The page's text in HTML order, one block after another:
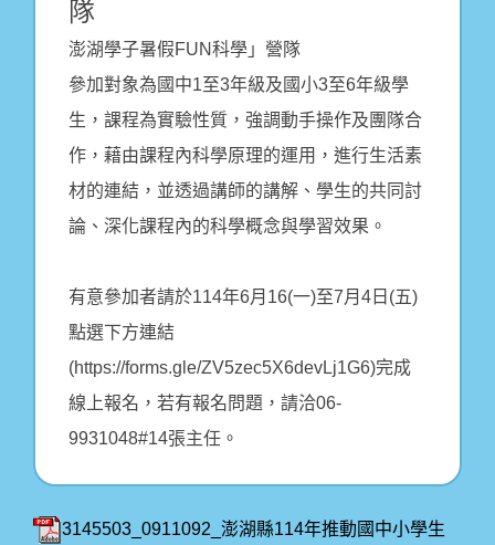
隊
澎湖學子暑假FUN科學」營隊
參加對象為國中1至3年級及國小3至6年級學
生，課程為實驗性質，強調動手操作及團隊合
作，藉由課程內科學原理的運用，進行生活素
材的連結，並透過講師的講解、學生的共同討
論、深化課程內的科學概念與學習效果。
有意參加者請於114年6月16(一)至7月4日(五)
點選下方連結
(https://forms.gle/ZV5zec5X6devLj1G6)完成
線上報名，若有報名問題，請洽06-
9931048#14張主任。
3145503_0911092_澎湖縣114年推動國中小學生